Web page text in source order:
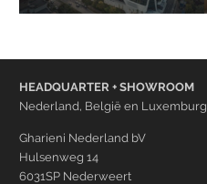
HEADQUARTER + SHOWROOM
Nederland, België en Luxemburg
Gharieni Nederland bV
Hulsenweg 14
6031SP Nederweert